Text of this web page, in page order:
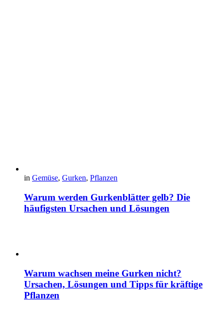
in Gemüse, Gurken, Pflanzen
Warum werden Gurkenblätter gelb? Die
häufigsten Ursachen und Lösungen
Warum wachsen meine Gurken nicht?
Ursachen, Lösungen und Tipps für kräftige
Pflanzen